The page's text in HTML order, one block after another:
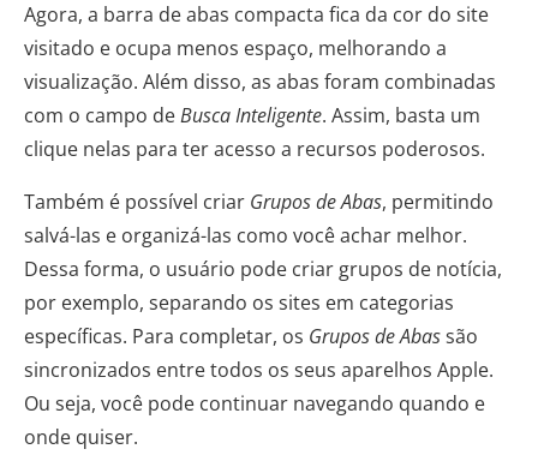
Agora, a barra de abas compacta fica da cor do site
visitado e ocupa menos espaço, melhorando a
visualização. Além disso, as abas foram combinadas
com o campo deBusca Inteligente. Assim, basta um
clique nelas para ter acesso a recursos poderosos.
Também é possível criar Grupos de Abas, permitindo
salvá-las e organizá-las como você achar melhor.
Dessa forma, o usuário pode criar grupos de notícia,
por exemplo, separando os sites em categorias
específicas. Para completar, os Grupos de Abassão
sincronizados entre todos os seus aparelhos Apple.
Ou seja, você pode continuar navegando quando e
onde quiser.